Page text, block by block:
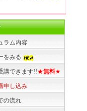
ラム内容
をみる
講できます!!★無料★
申し込み
の流れ